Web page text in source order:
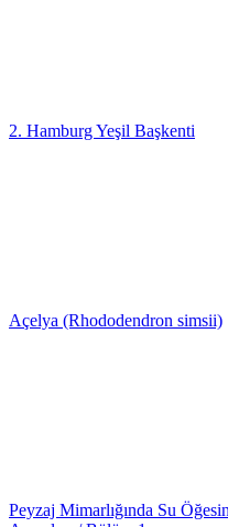
2. Hamburg Yeşil Başkenti
Açelya (Rhododendron simsii)
Peyzaj Mimarlığında Su